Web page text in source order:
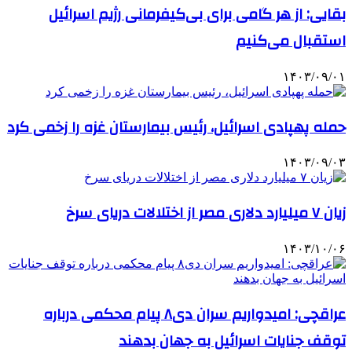
بقایی: از هر گامی برای بی‌کیفرمانی رژیم اسرائیل
استقبال می‌کنیم
۱۴۰۳/۰۹/۰۱
حمله پهپادی اسرائیل، رئیس بیمارستان غزه را زخمی کرد
۱۴۰۳/۰۹/۰۳
زیان ۷ میلیارد دلاری مصر از اختلالات دریای سرخ
۱۴۰۳/۱۰/۰۶
عراقچی: امیدواریم سران دی۸ پیام محکمی درباره
توقف جنایات اسرائیل به جهان بدهند